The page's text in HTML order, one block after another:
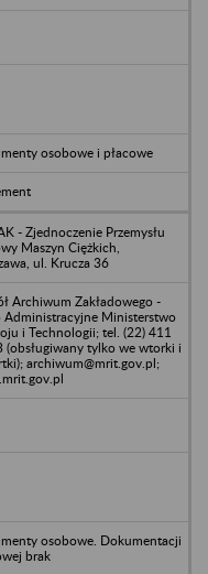
osobowe i płacowe
- Zjednoczenie Przemysłu
Maszyn Ciężkich,
ul. Krucza 36
Archiwum Zakładowego -
Administracyjne Ministerstwo
i Technologii; tel. (22) 411
(obsługiwany tylko we wtorki i
archiwum@mrit.gov.pl;
osobowe. Dokumentacji
brak